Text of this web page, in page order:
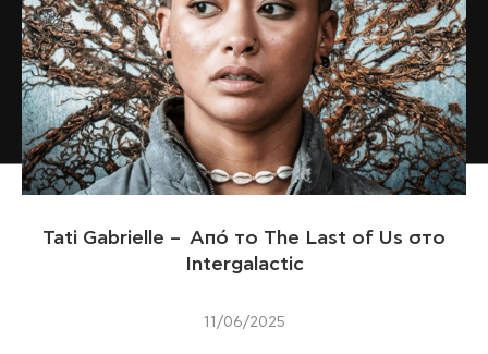
Tati Gabrielle – Από το The Last of Us στο
Intergalactic
11/06/2025